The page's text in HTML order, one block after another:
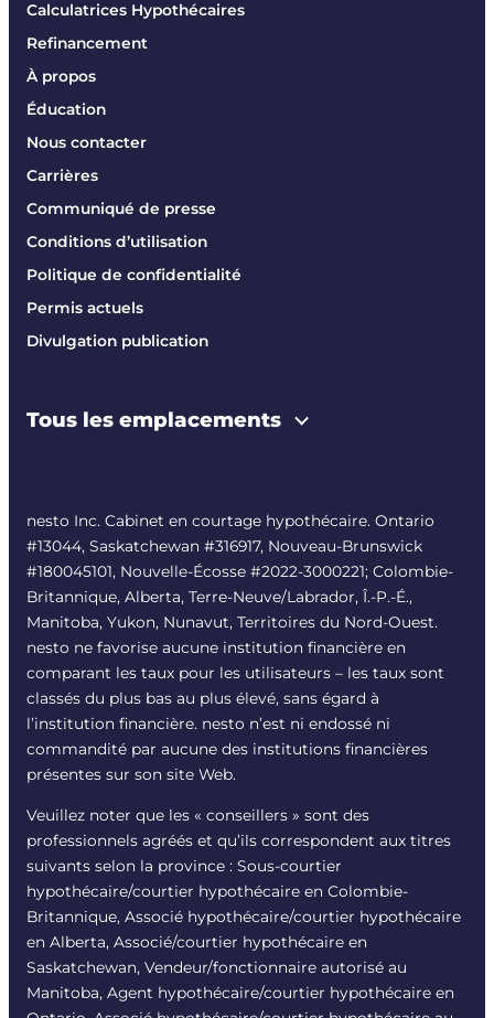
Calculatrices Hypothécaires
Refinancement
À propos
Éducation
Nous contacter
Carrières
Communiqué de presse
Conditions d’utilisation
Politique de confidentialité
Permis actuels
Divulgation publication
Tous les emplacements
nesto Inc. Cabinet en courtage hypothécaire. Ontario
#13044, Saskatchewan #316917, Nouveau-Brunswick
#180045101, Nouvelle-Écosse #2022-3000221; Colombie-
Britannique, Alberta, Terre-Neuve/Labrador, Î.-P.-É.,
Manitoba, Yukon, Nunavut, Territoires du Nord-Ouest.
nesto ne favorise aucune institution financière en
comparant les taux pour les utilisateurs – les taux sont
classés du plus bas au plus élevé, sans égard à
l’institution financière. nesto n’est ni endossé ni
commandité par aucune des institutions financières
présentes sur son site Web.
Veuillez noter que les « conseillers » sont des
professionnels agréés et qu’ils correspondent aux titres
suivants selon la province : Sous-courtier
hypothécaire/courtier hypothécaire en Colombie-
Britannique, Associé hypothécaire/courtier hypothécaire
en Alberta, Associé/courtier hypothécaire en
Saskatchewan, Vendeur/fonctionnaire autorisé au
Manitoba, Agent hypothécaire/courtier hypothécaire en